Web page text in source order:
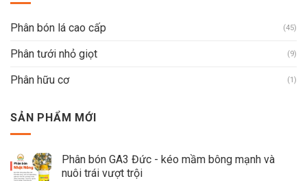
Phân bón lá cao cấp (45)
Phân tưới nhỏ giọt (9)
Phân hữu cơ (1)
SẢN PHẨM MỚI
Phân bón GA3 Đức - kéo mầm bông mạnh và
nuôi trái vượt trội